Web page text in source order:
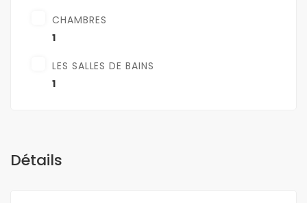
CHAMBRES
1
LES SALLES DE BAINS
1
Détails